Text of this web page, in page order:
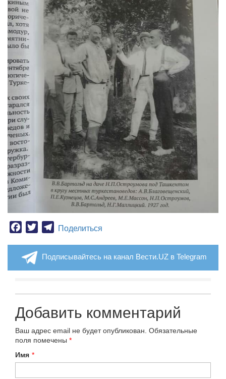
Facebook
TwitterTelegram
Поделиться
Подписывайтесь на канал Вести.UZ в Telegram
Добавить комментарий
Ваш адрес email не будет опубликован. Обязательные
поля помечены *
Имя *